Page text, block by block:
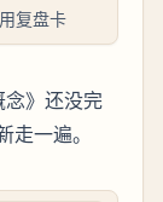
复盘卡
念》还没完
一遍。